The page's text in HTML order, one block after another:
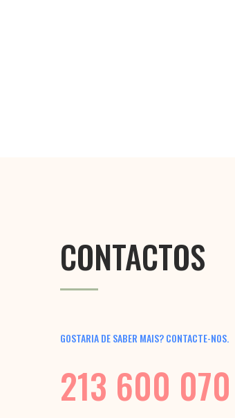
CONTACTOS
GOSTARIA DE SABER MAIS? CONTACTE-NOS.
213 600 070